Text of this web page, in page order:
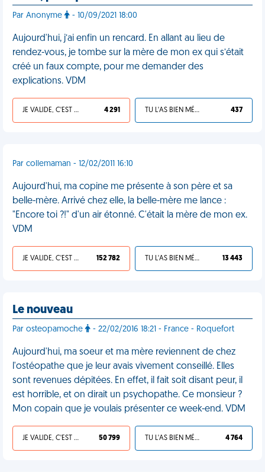
Par Anonyme - 10/09/2021 18:00
Aujourd'hui, j’ai enfin un rencard. En allant au lieu de
rendez-vous, je tombe sur la mère de mon ex qui s’était
créé un faux compte, pour me demander des
explications. VDM
JE VALIDE, C'EST UNE VDM 4 291 TU L'AS BIEN MÉRITÉ 437
Par collemaman - 12/02/2011 16:10
Aujourd'hui, ma copine me présente à son père et sa
belle-mère. Arrivé chez elle, la belle-mère me lance :
"Encore toi ?!" d'un air étonné. C'était la mère de mon ex.
VDM
JE VALIDE, C'EST UNE VDM 152 782 TU L'AS BIEN MÉRITÉ 13 443
Le nouveau
Par osteopamoche - 22/02/2016 18:21 - France - Roquefort
Aujourd'hui, ma soeur et ma mère reviennent de chez
l'ostéopathe que je leur avais vivement conseillé. Elles
sont revenues dépitées. En effet, il fait soit disant peur, il
est horrible, et on dirait un psychopathe. Ce monsieur ?
Mon copain que je voulais présenter ce week-end. VDM
JE VALIDE, C'EST UNE VDM 50 799 TU L'AS BIEN MÉRITÉ 4 764